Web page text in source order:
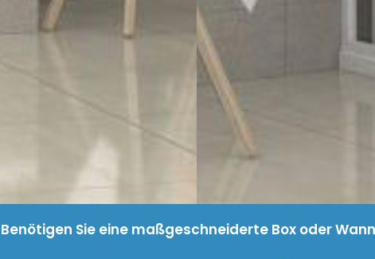
Benötigen Sie eine maßgeschneiderte Box oder